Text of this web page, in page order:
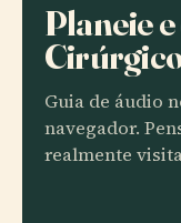
Planeie
Guia de áudio
navegador.
realmente